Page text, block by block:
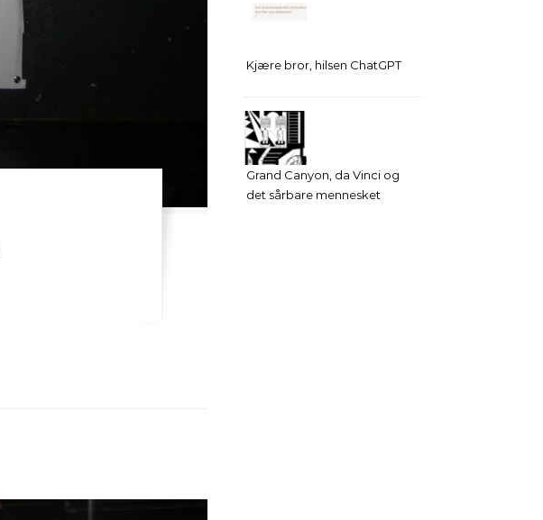
Kjære bror, hilsen ChatGPT
Grand Canyon, da Vinci og
det sårbare mennesket